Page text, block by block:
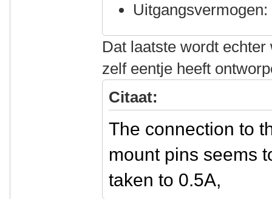
Dat laatste wordt
zelf eentje heeft
Citaat:
The connection to
mount pins seems
taken to 0.5A,